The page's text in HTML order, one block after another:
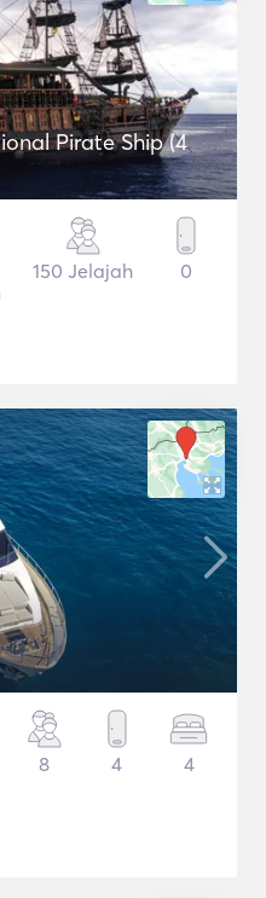
Pirate Ship (4
150 Jelajah 0
8 4 4